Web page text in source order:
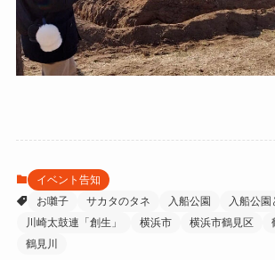
イベント告知
お囃子
サカタのタネ 入船公園
入船公園
川崎太鼓連「創生」
横浜市 横浜市鶴見区
鶴見川